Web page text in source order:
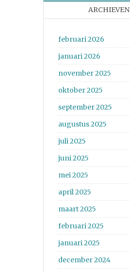
ARCHIEVEN
februari 2026
januari 2026
november 2025
oktober 2025
september 2025
augustus 2025
juli 2025
juni 2025
mei 2025
april 2025
maart 2025
februari 2025
januari 2025
december 2024